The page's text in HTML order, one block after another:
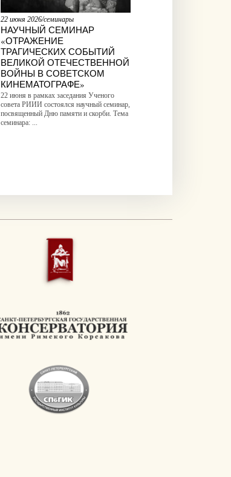
22 июня 2026/семинары
НАУЧНЫЙ СЕМИНАР
«ОТРАЖЕНИЕ
ТРАГИЧЕСКИХ СОБЫТИЙ
ВЕЛИКОЙ ОТЕЧЕСТВЕННОЙ
ВОЙНЫ В СОВЕТСКОМ
КИНЕМАТОГРАФЕ»
22 июня в рамках заседания Ученого
совета РИИИ состоялся научный семинар,
посвященный Дню памяти и скорби. Тема
семинара: ...